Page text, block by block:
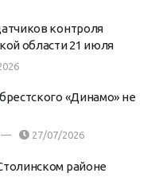
контроля
области 21 июля
«Динамо» не
27/07/2026
районе